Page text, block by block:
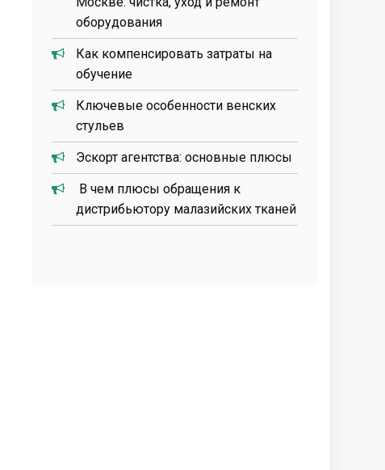
оборудования
Как компенсировать затраты на
обучение
Ключевые особенности венских
стульев
Эскорт агентства: основные плюсы
В чем плюсы обращения к
дистрибьютору малазийских тканей